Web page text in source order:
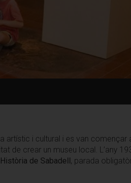
artístic i cultural i es van començar
de crear un museu local. L’any
de Sabadell, parada